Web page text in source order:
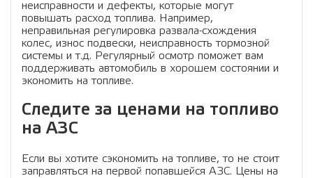
неисправности и дефекты, которые могут
повышать расход топлива. Например,
неправильная регулировка развала-схождения
колес, износ подвески, неисправность тормозной
системы и т.д. Регулярный осмотр поможет вам
поддерживать автомобиль в хорошем состоянии и
экономить на топливе.
Следите за ценами на топливо
на АЗС
Если вы хотите сэкономить на топливе, то не стоит
заправляться на первой попавшейся АЗС. Цены на